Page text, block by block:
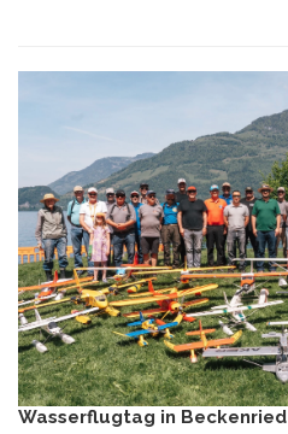
Wasserflugtag in Beckenried